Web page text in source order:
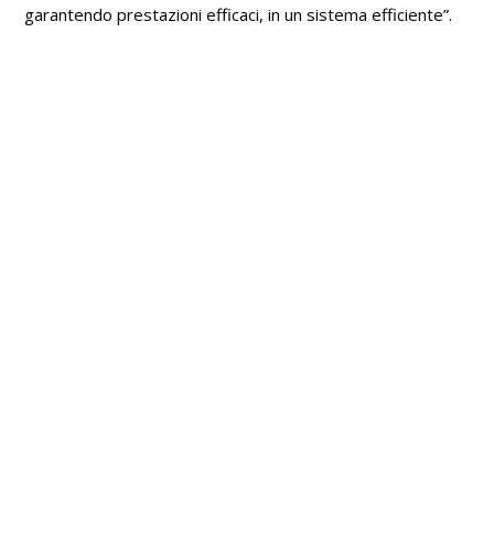
garantendo prestazioni efficaci, in un sistema efficiente”.